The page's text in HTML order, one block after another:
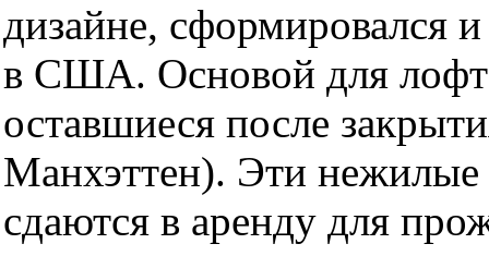
дизайне, сформировался
в США. Основой для
оставшиеся после
Манхэттен). Эти нежилые
сдаются в аренду для